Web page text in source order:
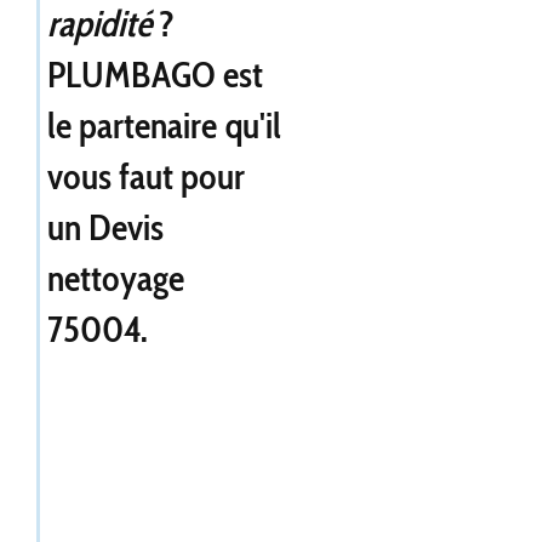
rapidité?
PLUMBAGO est
le partenaire qu'il
vous faut pour
un Devis
nettoyage
75004.